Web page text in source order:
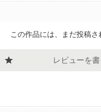
この作品には、まだ投稿さ
レビューを書